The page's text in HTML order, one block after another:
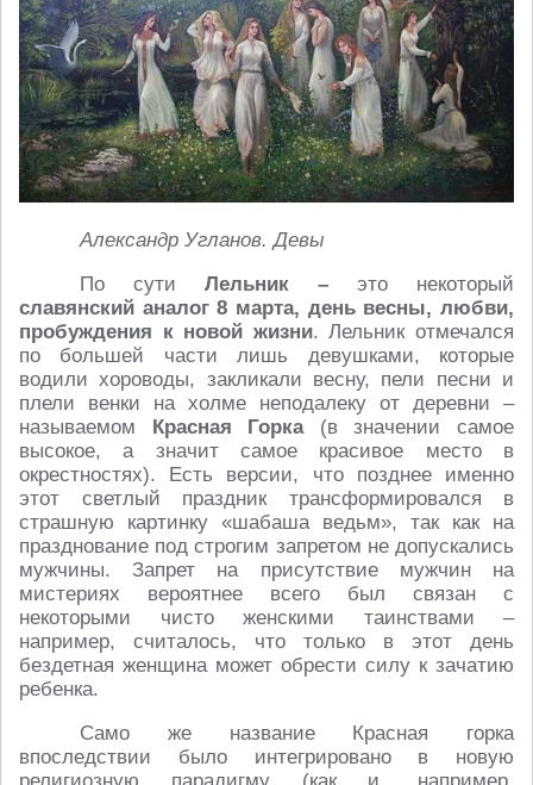
Александр Угланов. Девы
По сути Лельник – это некоторый
славянский аналог 8 марта, день весны, любви,
пробуждения к новой жизни. Лельник отмечался
по большей части лишь девушками, которые
водили хороводы, закликали весну, пели песни и
плели венки на холме неподалеку от деревни –
называемом Красная Горка(в значении самое
высокое, а значит самое красивое место в
окрестностях). Есть версии, что позднее именно
этот светлый праздник трансформировался в
страшную картинку «шабаша ведьм», так как на
празднование под строгим запретом не допускались
мужчины. Запрет на присутствие мужчин на
мистериях вероятнее всего был связан с
некоторыми чисто женскими таинствами –
например, считалось, что только в этот день
бездетная женщина может обрести силу к зачатию
ребенка.
Само же название Красная горка
впоследствии было интегрировано в новую
религиозную парадигму (как и, например,